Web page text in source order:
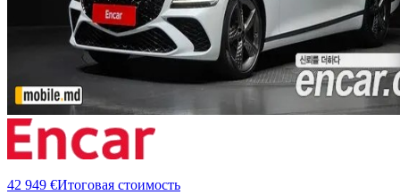
42 949 €Итоговая стоимость